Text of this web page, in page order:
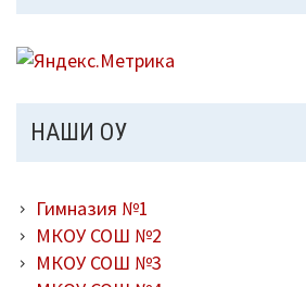
НАШИ ОУ
Гимназия №1
МКОУ СОШ №2
МКОУ СОШ №3